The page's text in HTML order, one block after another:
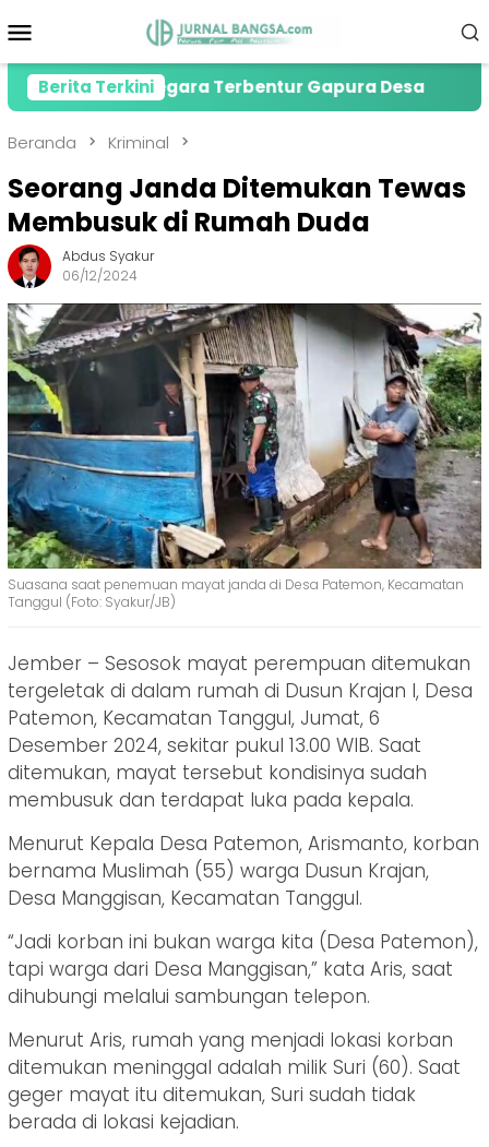
ke
Mobile
Berita Terkini
Gegara Terbentur Gapura Desa PMI
Beranda Kriminal
Seorang Janda Ditemukan Tewas
Membusuk di Rumah Duda
Abdus Syakur
06/12/2024
Suasana saat penemuan mayat janda di Desa Patemon, Kecamatan
Tanggul (Foto: Syakur/JB)
Jember – Sesosok mayat perempuan ditemukan
tergeletak di dalam rumah di Dusun Krajan I, Desa
Patemon, Kecamatan Tanggul, Jumat, 6
Desember 2024, sekitar pukul 13.00 WIB. Saat
ditemukan, mayat tersebut kondisinya sudah
membusuk dan terdapat luka pada kepala.
Menurut Kepala Desa Patemon, Arismanto, korban
bernama Muslimah (55) warga Dusun Krajan,
Desa Manggisan, Kecamatan Tanggul.
“Jadi korban ini bukan warga kita (Desa Patemon),
tapi warga dari Desa Manggisan,” kata Aris, saat
dihubungi melalui sambungan telepon.
Menurut Aris, rumah yang menjadi lokasi korban
ditemukan meninggal adalah milik Suri (60). Saat
geger mayat itu ditemukan, Suri sudah tidak
berada di lokasi kejadian.